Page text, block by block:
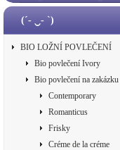
(´- ‿- `)
BIO LOŽNÍ POVLEČENÍ
Bio povlečení Ivory
Bio povlečení na zakázku
Contemporary
Romanticus
Frisky
Créme de la créme